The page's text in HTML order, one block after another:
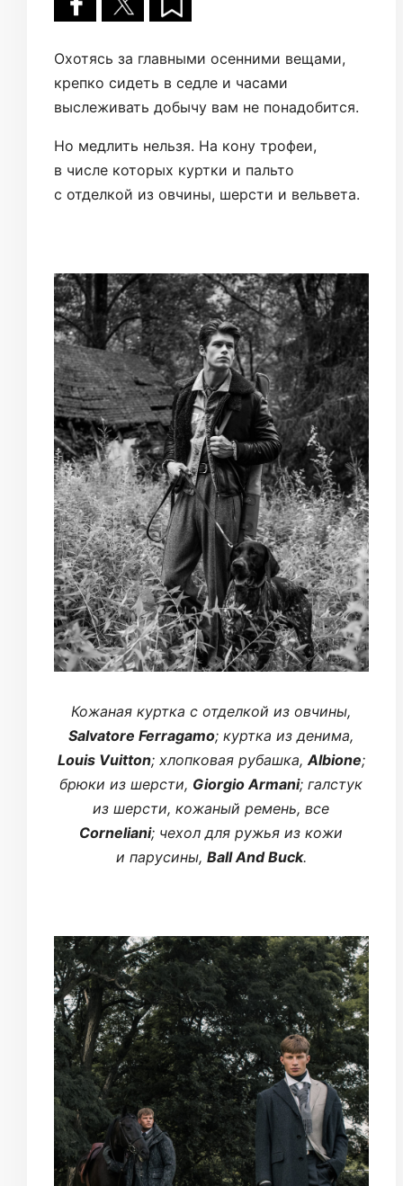
Охотясь за главными осенними вещами,
крепко сидеть в седле и часами
выслеживать добычу вам не понадобится.
Но медлить нельзя. На кону трофеи,
в числе которых куртки и пальто
с отделкой из овчины, шерсти и вельвета.
Кожаная куртка с отделкой из овчины,
Salvatore Ferragamo; куртка из денима,
Louis Vuitton; хлопковая рубашка, Albione;
брюки из шерсти, Giorgio Armani; галстук
из шерсти, кожаный ремень, все
Corneliani; чехол для ружья из кожи
и парусины, Ball And Buck.